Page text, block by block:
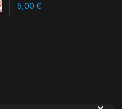
5,00€